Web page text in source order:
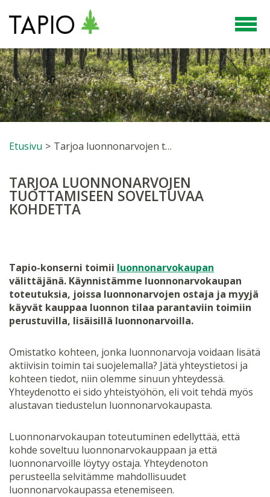
Etusivu > Tarjoa luonnonarvojen tuottamiseen soveltuvaa kohdetta
TARJOA LUONNONARVOJEN
TUOTTAMISEEN SOVELTUVAA
KOHDETTA
Tapio-konserni toimii luonnonarvokaupan
välittäjänä. Käynnistämme luonnonarvokaupan
toteutuksia, joissa luonnonarvojen ostaja ja myyjä
käyvät kauppaa luonnon tilaa parantaviin toimiin
perustuvilla, lisäisillä luonnonarvoilla.
Omistatko kohteen, jonka luonnonarvoja voidaan lisätä
aktiivisin toimin tai suojelemalla? Jätä yhteystietosi ja
kohteen tiedot, niin olemme sinuun yhteydessä.
Yhteydenotto ei sido yhteistyöhön, eli voit tehdä myös
alustavan tiedustelun luonnonarvokaupasta.
Luonnonarvokaupan toteutuminen edellyttää, että
kohde soveltuu luonnonarvokauppaan ja että
luonnonarvoille löytyy ostaja. Yhteydenoton
perusteella selvitämme mahdollisuudet
luonnonarvokaupassa etenemiseen.